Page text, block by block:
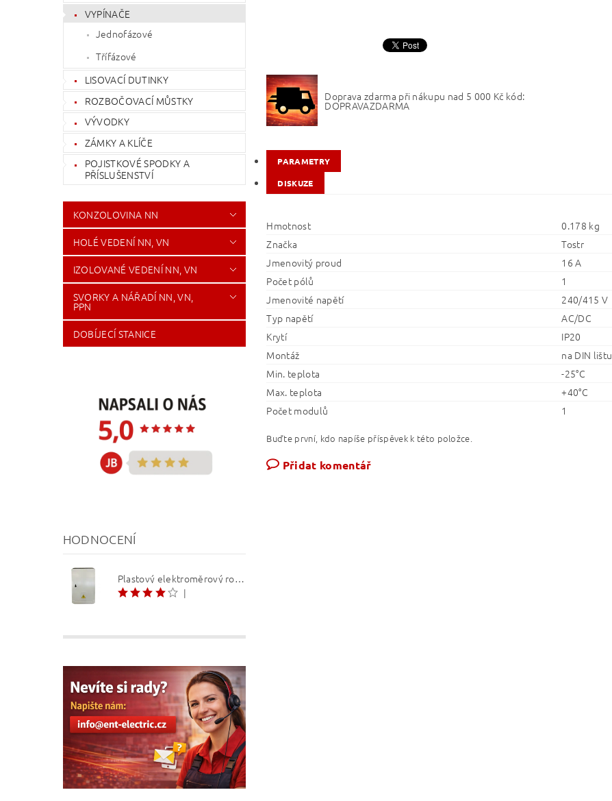
VYPÍNAČE
Jednofázové
Třífázové
LISOVACÍ DUTINKY
ROZBOČOVACÍ MŮSTKY
VÝVODKY
ZÁMKY A KLÍČE
POJISTKOVÉ SPODKY A
PŘÍSLUŠENSTVÍ
KONZOLOVINA NN
HOLÉ VEDENÍ NN, VN
IZOLOVANÉ VEDENÍ NN, VN
SVORKY A NÁŘADÍ NN, VN,
PPN
DOBÍJECÍ STANICE
HODNOCENÍ
Plastový elektroměrový rozvaděč ER 212 NVP7P 40A QM (3f 1/2 S) 1bod. (O3/4)
|
Doprava zdarma při nákupu nad 5 000 Kč kód:
DOPRAVAZDARMA
PARAMETRY
DISKUZE
Hmotnost
0.178 kg
Značka
Tostr
Jmenovitý proud
16 A
Počet pólů
1
Jmenovité napětí
240/415 V
Typ napětí
AC/DC
Krytí
IP20
Montáž
na DIN lištu
Min. teplota
-25°C
Max. teplota
+40°C
Počet modulů
1
Buďte první, kdo napíše příspěvek k této položce.
Přidat komentář